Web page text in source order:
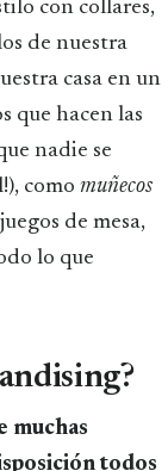
con collares,
de nuestra
casa en un
que hacen las
nadie se
como muñecos
de mesa,
lo que
muchas
todos